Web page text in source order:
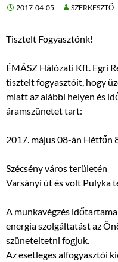
2017-04-05 SZERKESZTŐ
Tisztelt Fogyasztónk!
ÉMÁSZ Hálózati Kft. Egri
tisztelt fogyasztóit, hogy
miatt az alábbi helyen és
áramszünetet tart:
2017. május 08-án Hétfőn
Szécsény város területén
Varsányi út és volt Pulyka
A munkavégzés
energia szolgáltatást az
szüneteltetni fogjuk.
Az esetleges alfogyasztói